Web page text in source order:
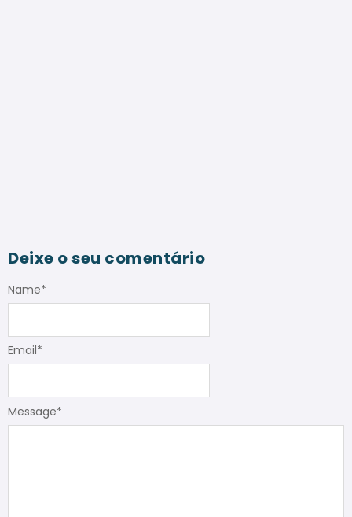
Deixe o seu comentário
Message*
Name*
Email*